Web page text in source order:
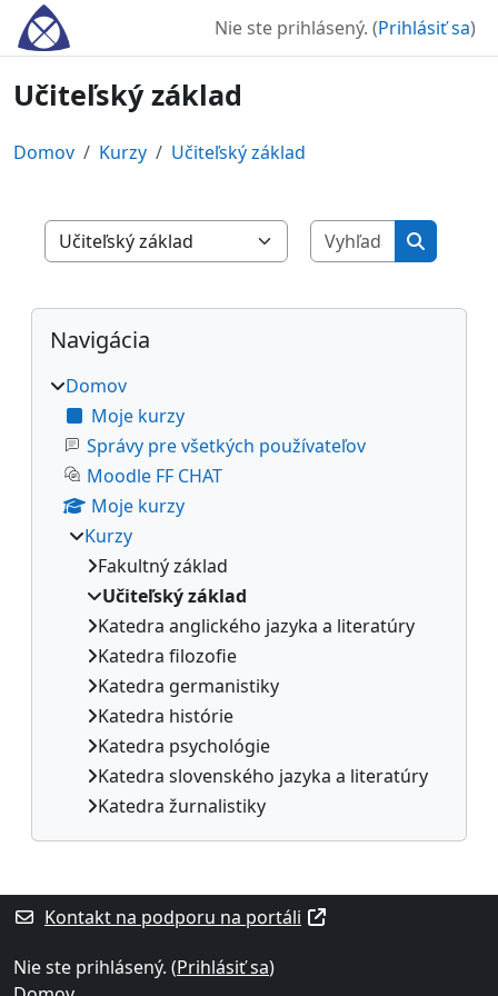
Preskočiť na hlavný obsah
Nie ste prihlásený. (Prihlásiť sa)
Učiteľský základ
Domov Kurzy Učiteľský základ
Kategórie kurzov
Vyhľadať
Vyhľadať
Bloky
Preskočiť Navigácia
Navigácia
Domov
Moje kurzy
Správy pre všetkých používateľov
Moodle FF CHAT
Moje kurzy
Kurzy
Fakultný základ
Učiteľský základ
Katedra anglického jazyka a literatúry
Katedra filozofie
Katedra germanistiky
Katedra histórie
Katedra psychológie
Katedra slovenského jazyka a literatúry
Katedra žurnalistiky
Dodatočné bloky
Kontakt na podporu na portáli
Nie ste prihlásený. (Prihlásiť sa)